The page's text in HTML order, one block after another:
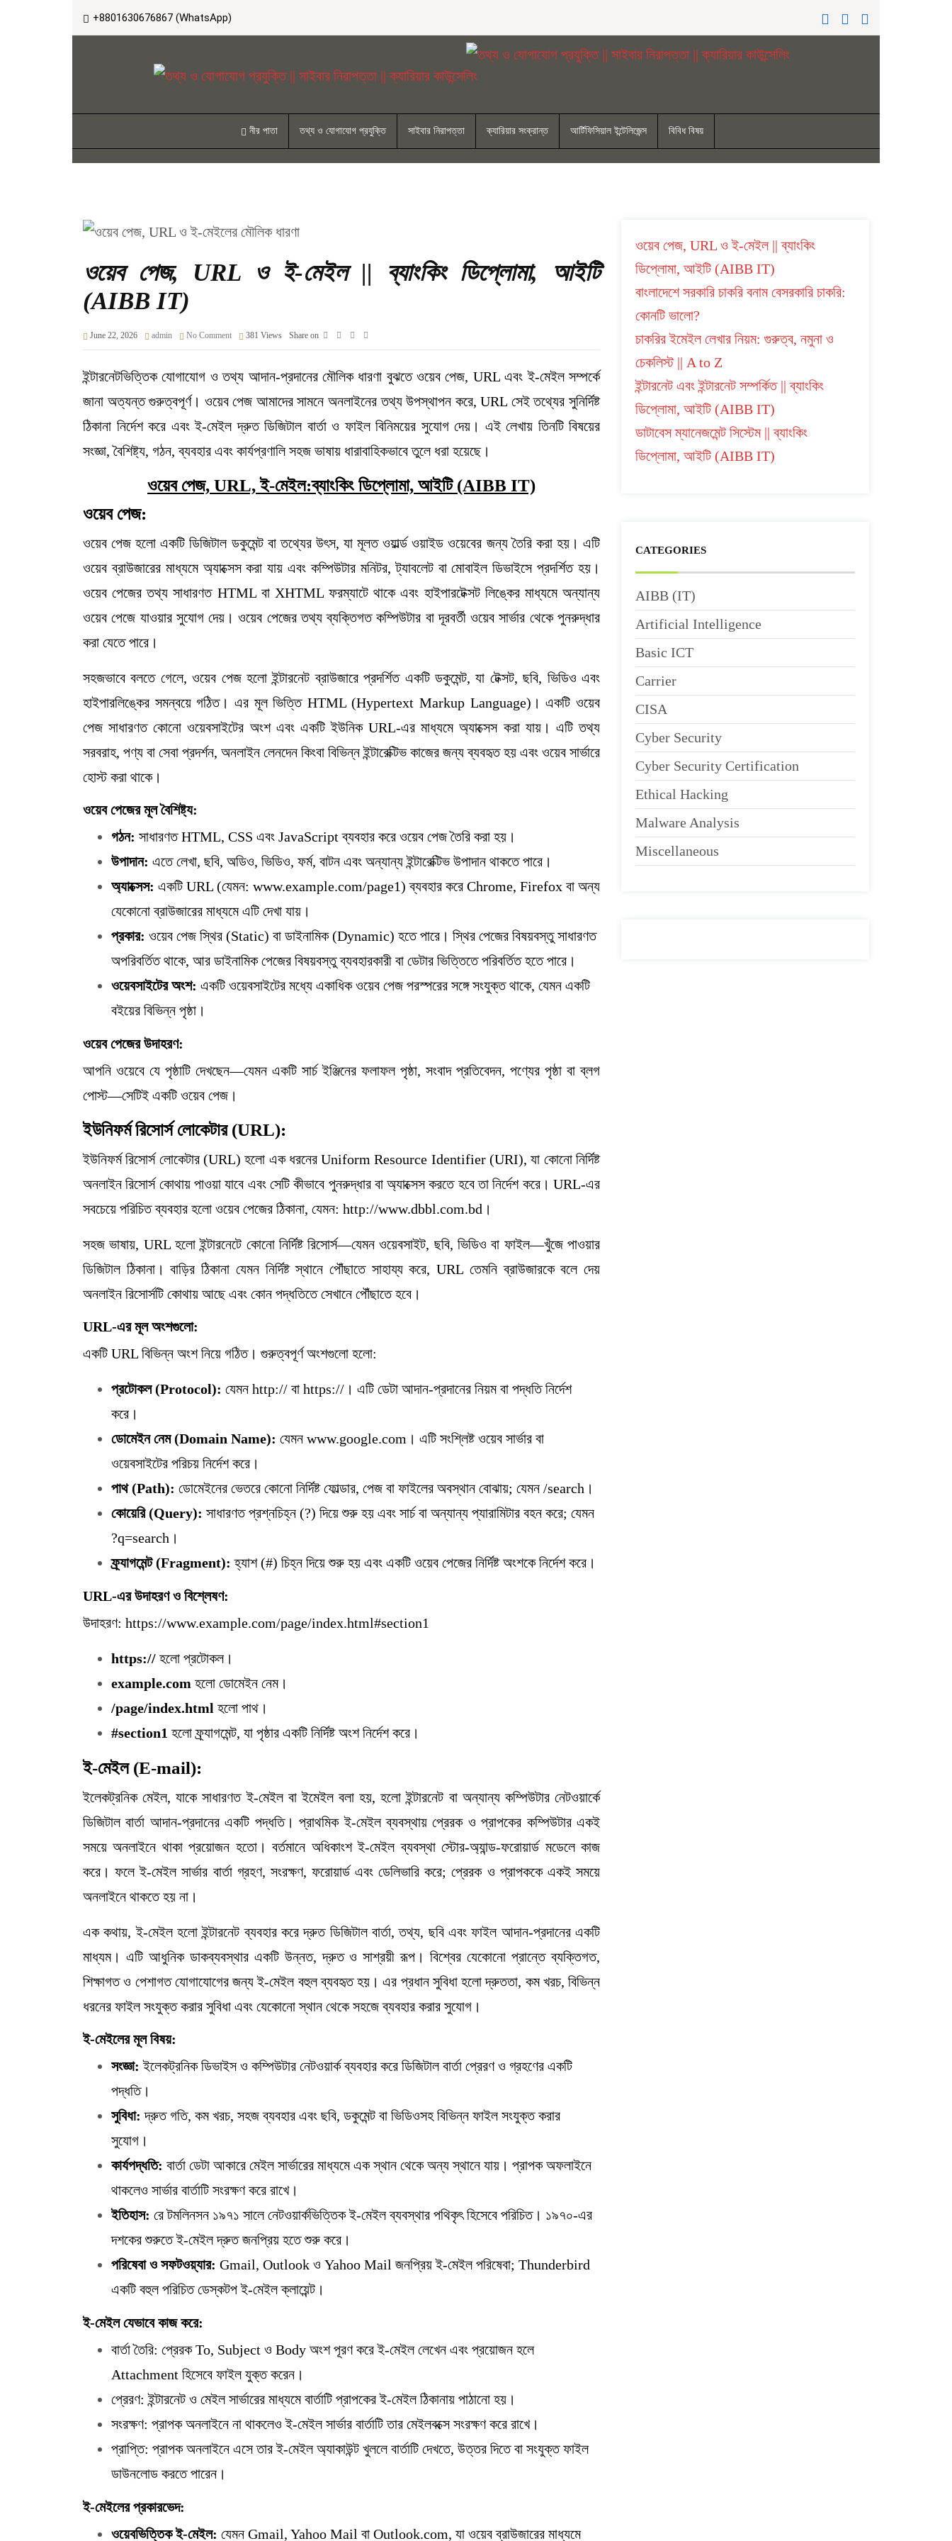
+8801630676867 (WhatsApp)
নীর পাতা তথ্য ও যোগাযোগ প্রযুক্তি সাইবার নিরাপত্তা ক্যারিয়ার সংক্রান্ত আর্টিফিসিয়াল ইন্টেলিজেন্স বিবিধ বিষয়
ওয়েব পেজ, URL ও ই-মেইল || ব্যাংকিং ডিপ্লোমা, আইটি
(AIBB IT)
June 22, 2026 admin No Comment 381 Views Share on
ইন্টারনেটভিত্তিক যোগাযোগ ও তথ্য আদান-প্রদানের মৌলিক ধারণা বুঝতে ওয়েব পেজ, URL এবং ই-মেইল সম্পর্কে
জানা অত্যন্ত গুরুত্বপূর্ণ। ওয়েব পেজ আমাদের সামনে অনলাইনের তথ্য উপস্থাপন করে, URL সেই তথ্যের সুনির্দিষ্ট
ঠিকানা নির্দেশ করে এবং ই-মেইল দ্রুত ডিজিটাল বার্তা ও ফাইল বিনিময়ের সুযোগ দেয়। এই লেখায় তিনটি বিষয়ের
সংজ্ঞা, বৈশিষ্ট্য, গঠন, ব্যবহার এবং কার্যপ্রণালি সহজ ভাষায় ধারাবাহিকভাবে তুলে ধরা হয়েছে।
ওয়েব পেজ, URL, ই-মেইল:ব্যাংকিং ডিপ্লোমা, আইটি (AIBB IT)
ওয়েব পেজ:
ওয়েব পেজ হলো একটি ডিজিটাল ডকুমেন্ট বা তথ্যের উৎস, যা মূলত ওয়ার্ল্ড ওয়াইড ওয়েবের জন্য তৈরি করা হয়। এটি
ওয়েব ব্রাউজারের মাধ্যমে অ্যাক্সেস করা যায় এবং কম্পিউটার মনিটর, ট্যাবলেট বা মোবাইল ডিভাইসে প্রদর্শিত হয়।
ওয়েব পেজের তথ্য সাধারণত HTML বা XHTML ফরম্যাটে থাকে এবং হাইপারটেক্সট লিঙ্কের মাধ্যমে অন্যান্য
ওয়েব পেজে যাওয়ার সুযোগ দেয়। ওয়েব পেজের তথ্য ব্যক্তিগত কম্পিউটার বা দূরবর্তী ওয়েব সার্ভার থেকে পুনরুদ্ধার
করা যেতে পারে।
সহজভাবে বলতে গেলে, ওয়েব পেজ হলো ইন্টারনেট ব্রাউজারে প্রদর্শিত একটি ডকুমেন্ট, যা টেক্সট, ছবি, ভিডিও এবং
হাইপারলিঙ্কের সমন্বয়ে গঠিত। এর মূল ভিত্তি HTML (Hypertext Markup Language)। একটি ওয়েব
পেজ সাধারণত কোনো ওয়েবসাইটের অংশ এবং একটি ইউনিক URL-এর মাধ্যমে অ্যাক্সেস করা যায়। এটি তথ্য
সরবরাহ, পণ্য বা সেবা প্রদর্শন, অনলাইন লেনদেন কিংবা বিভিন্ন ইন্টারেক্টিভ কাজের জন্য ব্যবহৃত হয় এবং ওয়েব সার্ভারে
হোস্ট করা থাকে।
ওয়েব পেজের মূল বৈশিষ্ট্য:
গঠন: সাধারণত HTML, CSS এবং JavaScript ব্যবহার করে ওয়েব পেজ তৈরি করা হয়।
উপাদান: এতে লেখা, ছবি, অডিও, ভিডিও, ফর্ম, বাটন এবং অন্যান্য ইন্টারেক্টিভ উপাদান থাকতে পারে।
অ্যাক্সেস: একটি URL (যেমন: www.example.com/page1) ব্যবহার করে Chrome, Firefox বা অন্য
যেকোনো ব্রাউজারের মাধ্যমে এটি দেখা যায়।
প্রকার: ওয়েব পেজ স্থির (Static) বা ডাইনামিক (Dynamic) হতে পারে। স্থির পেজের বিষয়বস্তু সাধারণত
অপরিবর্তিত থাকে, আর ডাইনামিক পেজের বিষয়বস্তু ব্যবহারকারী বা ডেটার ভিত্তিতে পরিবর্তিত হতে পারে।
ওয়েবসাইটের অংশ: একটি ওয়েবসাইটের মধ্যে একাধিক ওয়েব পেজ পরস্পরের সঙ্গে সংযুক্ত থাকে, যেমন একটি
বইয়ের বিভিন্ন পৃষ্ঠা।
ওয়েব পেজের উদাহরণ:
আপনি ওয়েবে যে পৃষ্ঠাটি দেখছেন—যেমন একটি সার্চ ইঞ্জিনের ফলাফল পৃষ্ঠা, সংবাদ প্রতিবেদন, পণ্যের পৃষ্ঠা বা ব্লগ
পোস্ট—সেটিই একটি ওয়েব পেজ।
ইউনিফর্ম রিসোর্স লোকেটার (URL):
ইউনিফর্ম রিসোর্স লোকেটার (URL) হলো এক ধরনের Uniform Resource Identifier (URI), যা কোনো নির্দিষ্ট
অনলাইন রিসোর্স কোথায় পাওয়া যাবে এবং সেটি কীভাবে পুনরুদ্ধার বা অ্যাক্সেস করতে হবে তা নির্দেশ করে। URL-এর
সবচেয়ে পরিচিত ব্যবহার হলো ওয়েব পেজের ঠিকানা, যেমন: http://www.dbbl.com.bd।
সহজ ভাষায়, URL হলো ইন্টারনেটে কোনো নির্দিষ্ট রিসোর্স—যেমন ওয়েবসাইট, ছবি, ভিডিও বা ফাইল—খুঁজে পাওয়ার
ডিজিটাল ঠিকানা। বাড়ির ঠিকানা যেমন নির্দিষ্ট স্থানে পৌঁছাতে সাহায্য করে, URL তেমনি ব্রাউজারকে বলে দেয়
অনলাইন রিসোর্সটি কোথায় আছে এবং কোন পদ্ধতিতে সেখানে পৌঁছাতে হবে।
URL-এর মূল অংশগুলো:
একটি URL বিভিন্ন অংশ নিয়ে গঠিত। গুরুত্বপূর্ণ অংশগুলো হলো:
প্রটোকল (Protocol): যেমন http:// বা https://। এটি ডেটা আদান-প্রদানের নিয়ম বা পদ্ধতি নির্দেশ
করে।
ডোমেইন নেম (Domain Name): যেমন www.google.com। এটি সংশ্লিষ্ট ওয়েব সার্ভার বা
ওয়েবসাইটের পরিচয় নির্দেশ করে।
পাথ (Path): ডোমেইনের ভেতরে কোনো নির্দিষ্ট ফোল্ডার, পেজ বা ফাইলের অবস্থান বোঝায়; যেমন /search।
কোয়েরি (Query): সাধারণত প্রশ্নচিহ্ন (?) দিয়ে শুরু হয় এবং সার্চ বা অন্যান্য প্যারামিটার বহন করে; যেমন
?q=search।
ফ্র্যাগমেন্ট (Fragment):হ্যাশ (#) চিহ্ন দিয়ে শুরু হয় এবং একটি ওয়েব পেজের নির্দিষ্ট অংশকে নির্দেশ করে।
URL-এর উদাহরণ ও বিশ্লেষণ:
উদাহরণ: https://www.example.com/page/index.html#section1
https:// হলো প্রটোকল।
example.com হলো ডোমেইন নেম।
/page/index.html হলো পাথ।
#section1 হলো ফ্র্যাগমেন্ট, যা পৃষ্ঠার একটি নির্দিষ্ট অংশ নির্দেশ করে।
ই-মেইল (E-mail):
ইলেকট্রনিক মেইল, যাকে সাধারণত ই-মেইল বা ইমেইল বলা হয়, হলো ইন্টারনেট বা অন্যান্য কম্পিউটার নেটওয়ার্কে
ডিজিটাল বার্তা আদান-প্রদানের একটি পদ্ধতি। প্রাথমিক ই-মেইল ব্যবস্থায় প্রেরক ও প্রাপকের কম্পিউটার একই
সময়ে অনলাইনে থাকা প্রয়োজন হতো। বর্তমানে অধিকাংশ ই-মেইল ব্যবস্থা স্টোর-অ্যান্ড-ফরোয়ার্ড মডেলে কাজ
করে। ফলে ই-মেইল সার্ভার বার্তা গ্রহণ, সংরক্ষণ, ফরোয়ার্ড এবং ডেলিভারি করে; প্রেরক ও প্রাপককে একই সময়ে
অনলাইনে থাকতে হয় না।
এক কথায়, ই-মেইল হলো ইন্টারনেট ব্যবহার করে দ্রুত ডিজিটাল বার্তা, তথ্য, ছবি এবং ফাইল আদান-প্রদানের একটি
মাধ্যম। এটি আধুনিক ডাকব্যবস্থার একটি উন্নত, দ্রুত ও সাশ্রয়ী রূপ। বিশ্বের যেকোনো প্রান্তে ব্যক্তিগত,
শিক্ষাগত ও পেশাগত যোগাযোগের জন্য ই-মেইল বহুল ব্যবহৃত হয়। এর প্রধান সুবিধা হলো দ্রুততা, কম খরচ, বিভিন্ন
ধরনের ফাইল সংযুক্ত করার সুবিধা এবং যেকোনো স্থান থেকে সহজে ব্যবহার করার সুযোগ।
ই-মেইলের মূল বিষয়:
সংজ্ঞা:ইলেকট্রনিক ডিভাইস ও কম্পিউটার নেটওয়ার্ক ব্যবহার করে ডিজিটাল বার্তা প্রেরণ ও গ্রহণের একটি
পদ্ধতি।
সুবিধা:দ্রুত গতি, কম খরচ, সহজ ব্যবহার এবং ছবি, ডকুমেন্ট বা ভিডিওসহ বিভিন্ন ফাইল সংযুক্ত করার
সুযোগ।
কার্যপদ্ধতি: বার্তা ডেটা আকারে মেইল সার্ভারের মাধ্যমে এক স্থান থেকে অন্য স্থানে যায়। প্রাপক অফলাইনে
থাকলেও সার্ভার বার্তাটি সংরক্ষণ করে রাখে।
ইতিহাস: রে টমলিনসন ১৯৭১ সালে নেটওয়ার্কভিত্তিক ই-মেইল ব্যবস্থার পথিকৃৎ হিসেবে পরিচিত। ১৯৭০-এর
দশকের শুরুতে ই-মেইল দ্রুত জনপ্রিয় হতে শুরু করে।
পরিষেবা ও সফটওয়্যার: Gmail, Outlook ও Yahoo Mail জনপ্রিয় ই-মেইল পরিষেবা; Thunderbird
একটি বহুল পরিচিত ডেস্কটপ ই-মেইল ক্লায়েন্ট।
ই-মেইল যেভাবে কাজ করে:
বার্তা তৈরি: প্রেরক To, Subject ও Body অংশ পূরণ করে ই-মেইল লেখেন এবং প্রয়োজন হলে
Attachment হিসেবে ফাইল যুক্ত করেন।
প্রেরণ: ইন্টারনেট ও মেইল সার্ভারের মাধ্যমে বার্তাটি প্রাপকের ই-মেইল ঠিকানায় পাঠানো হয়।
সংরক্ষণ: প্রাপক অনলাইনে না থাকলেও ই-মেইল সার্ভার বার্তাটি তার মেইলবক্সে সংরক্ষণ করে রাখে।
প্রাপ্তি: প্রাপক অনলাইনে এসে তার ই-মেইল অ্যাকাউন্ট খুললে বার্তাটি দেখতে, উত্তর দিতে বা সংযুক্ত ফাইল
ডাউনলোড করতে পারেন।
ই-মেইলের প্রকারভেদ:
ওয়েবভিত্তিক ই-মেইল: যেমন Gmail, Yahoo Mail বা Outlook.com, যা ওয়েব ব্রাউজারের মাধ্যমে
ওয়েব পেজ, URL ও ই-মেইল || ব্যাংকিং
ডিপ্লোমা, আইটি (AIBB IT)
বাংলাদেশে সরকারি চাকরি বনাম বেসরকারি চাকরি:
কোনটি ভালো?
চাকরির ইমেইল লেখার নিয়ম: গুরুত্ব, নমুনা ও
চেকলিস্ট || A to Z
ইন্টারনেট এবং ইন্টারনেট সম্পর্কিত || ব্যাংকিং
ডিপ্লোমা, আইটি (AIBB IT)
ডাটাবেস ম্যানেজমেন্ট সিস্টেম || ব্যাংকিং
ডিপ্লোমা, আইটি (AIBB IT)
CATEGORIES
AIBB (IT)
Artificial Intelligence
Basic ICT
Carrier
CISA
Cyber Security
Cyber Security Certification
Ethical Hacking
Malware Analysis
Miscellaneous